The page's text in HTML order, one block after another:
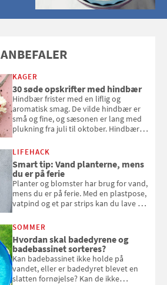
ANBEFALER
KAGER
30 søde opskrifter med hindbær
Hindbær frister med en liflig og
aromatisk smag. De vilde hindbær er
små og fine, og sæsonen er lang med
plukning fra juli til oktober. Hindbær
kan bruge dine hindbær i alt fra
bagværk og salater til is og syltning.
LIFEHACK
Smart tip: Vand planterne, mens
du er på ferie
Planter og blomster har brug for vand,
mens du er på ferie. Med en plastpose,
vatpind og et par strips kan du lave dit
at bede naboen om at vande eller
SOMMER
Hvordan skal badedyrene og
badebassinet sorteres?
Kan badebassinet ikke holde på
vandet, eller er badedyret blevet en
slatten fornøjelse? Kan de ikke